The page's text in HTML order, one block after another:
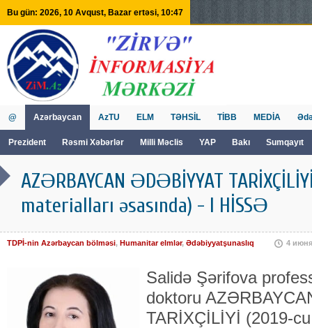
Bu gün: 2026, 10 Avqust, Bazar ertəsi, 10:47
@ Azərbaycan
Prezident Rəsmi Xəbərlər Milli Məclis YAP Bakı Sumqayıt
AzTU ELM TƏHSİL TİBB MEDİA
AZƏRBAYCAN ƏDƏBİYYAT
materialları əsasında) - I HİSSƏ
TDPİ-nin Azərbaycan bölməsi, Humanitar elmlər, Ədəbiyyatşunaslıq 4 июня
Salidə Şərifova
doktoru
TARİXÇİLİYİ (2019-